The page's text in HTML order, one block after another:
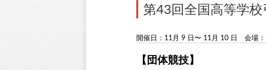
第43回全国高等学
開催日：11月 9 日〜 11月 10 日 会場
【団体競技】